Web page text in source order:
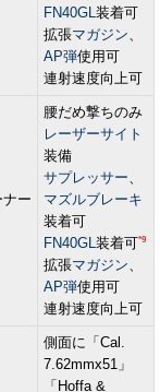
FN40GL装着可
拡張マガジン、
AP弾使用可
連射速度向上可
ナー
腰だめ撃ちのみ
レーザーサイト
装備
サプレッサー、
マズルブレーキ
装着可
FN40GL装着可*9
拡張マガジン、
AP弾使用可
連射速度向上可
側面に「Cal.
7.62mmx51」
「Hoffa &